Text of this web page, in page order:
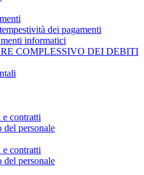
dei pagamenti
informatici
COMPLESSIVO DEI DEBITI
contratti
del personale
contratti
del personale